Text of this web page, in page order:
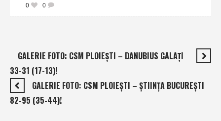
0
0
GALERIE FOTO: CSM PLOIEŞTI – DANUBIUS GALAŢI
33-31 (17-13)!
GALERIE FOTO: CSM PLOIEŞTI – ŞTIINŢA BUCUREŞTI
82-95 (35-44)!